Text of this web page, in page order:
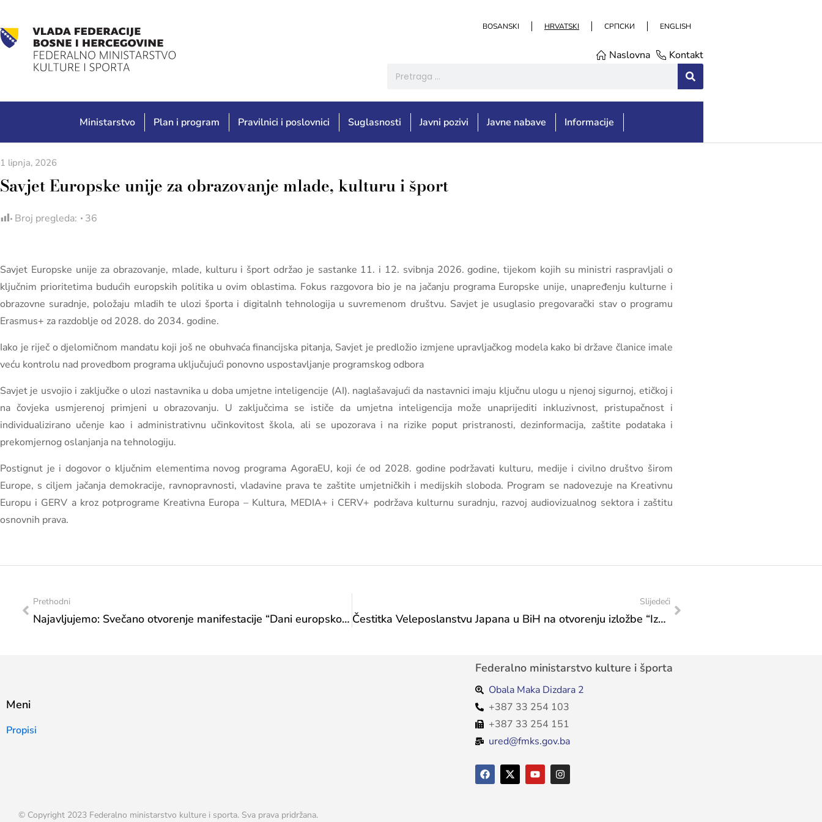
BOSANSKI HRVATSKI СРПСКИ ENGLISH
Naslovna Kontakt
Ministarstvo Plan i program Pravilnici i poslovnici Suglasnosti Javni pozivi Javne nabave Informacije
1 lipnja, 2026
Savjet Europske unije za obrazovanje mlade, kulturu i šport
Broj pregleda: 36
Savjet Europske unije za obrazovanje, mlade, kulturu i šport održao je sastanke 11. i 12. svibnja 2026. godine, tijekom kojih su ministri raspravljali o
ključnim prioritetima budućih europskih politika u ovim oblastima. Fokus razgovora bio je na jačanju programa Europske unije, unapređenju kulturne i
obrazovne suradnje, položaju mladih te ulozi športa i digitalnh tehnologija u suvremenom društvu. Savjet je usuglasio pregovarački stav o programu
Erasmus+ za razdoblje od 2028. do 2034. godine.
Iako je riječ o djelomičnom mandatu koji još ne obuhvaća financijska pitanja, Savjet je predložio izmjene upravljačkog modela kako bi države članice imale
veću kontrolu nad provedbom programa uključujući ponovno uspostavljanje programskog odbora
Savjet je usvojio i zaključke o ulozi nastavnika u doba umjetne inteligencije (AI). naglašavajući da nastavnici imaju ključnu ulogu u njenoj sigurnoj, etičkoj i
na čovjeka usmjerenoj primjeni u obrazovanju. U zaključcima se ističe da umjetna inteligencija može unaprijediti inkluzivnost, pristupačnost i
individualizirano učenje kao i administrativnu učinkovitost škola, ali se upozorava i na rizike poput pristranosti, dezinformacija, zaštite podataka i
prekomjernog oslanjanja na tehnologiju.
Postignut je i dogovor o ključnim elementima novog programa AgoraEU, koji će od 2028. godine podržavati kulturu, medije i civilno društvo širom
Europe, s ciljem jačanja demokracije, ravnopravnosti, vladavine prava te zaštite umjetničkih i medijskih sloboda. Program se nadovezuje na Kreativnu
Europu i GERV a kroz potprograme Kreativna Europa – Kultura, MEDIA+ i CERV+ podržava kulturnu suradnju, razvoj audiovizualnog sektora i zaštitu
osnovnih prava.
Prethodni
Najavljujemo: Svečano otvorenje manifestacije “Dani europskog nasljeđa 2026.”, srijeda, 3. 6. 2026. godine, 17:30 sati
Slijedeći
Čestitka Veleposlanstvu Japana u BiH na otvorenju izložbe “Izgrađeni okoliš: Alternativni vodič kroz Japan”
Meni
Propisi
Federalno ministarstvo kulture i športa
Obala Maka Dizdara 2
+387 33 254 103
+387 33 254 151
ured@fmks.gov.ba
© Copyright 2023 Federalno ministarstvo kulture i sporta. Sva prava pridržana.